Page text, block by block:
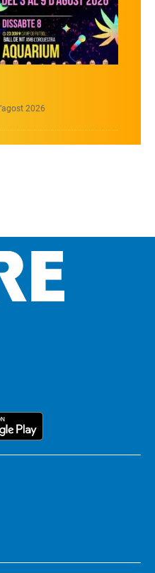
2026